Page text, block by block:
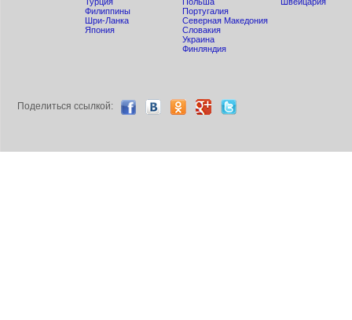
Филиппины
Шри-Ланка
Япония
Португалия
Северная Македония
Словакия
Украина
Финляндия
Поделиться ccылкой: